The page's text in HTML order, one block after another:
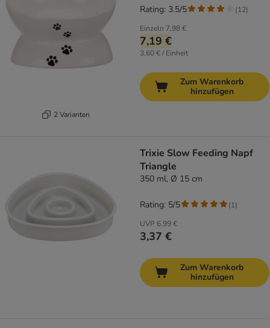
2 Varianten
Einzeln 7,98 €
7,19 €
3,60 € / Einheit
Rating: 3.5/5 (12)
Zum Warenkorb
hinzufügen
Trixie Slow Feeding Napf
Triangle
350 ml, Ø 15 cm
UVP 6,99 €
3,37 €
Rating: 5/5 (1)
Zum Warenkorb
hinzufügen